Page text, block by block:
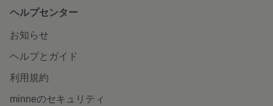
ヘルプセンター
お知らせ
ヘルプとガイド
利用規約
minneのセキュリティ